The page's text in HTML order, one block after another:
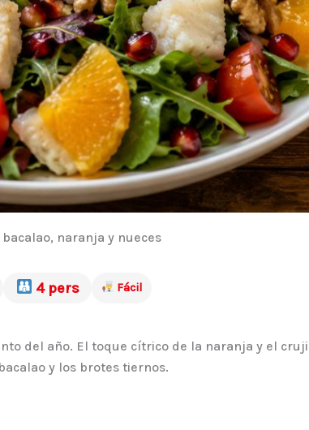
naranja y nueces
4 pers Fácil
del año. El toque cítrico de la naranja y el
y los brotes tiernos.